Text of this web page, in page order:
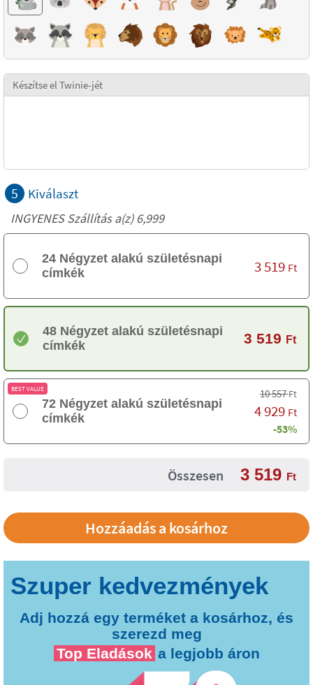
Készítse el Twinie-jét
5 Kiválaszt
INGYENES Szállítás a(z) 6,999
24 Négyzet alakú születésnapi
címkék
3 519 Ft
48 Négyzet alakú születésnapi
címkék
3 519 Ft
BEST VALUE
72 Négyzet alakú születésnapi
címkék
10 557Ft
4 929 Ft
-53%
Összesen 3 519 Ft
Adj hozzá egy terméket a kosárhoz, és
szerezd meg
Top Eladások a legjobb áron